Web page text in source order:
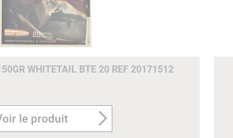
WHITETAIL BTE 20 REF 20171512
le produit